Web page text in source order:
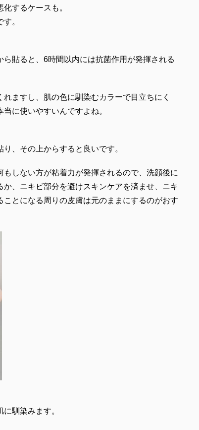
するケースも。
。
貼ると、6時間以内には抗菌作用が発揮される
ますし、肌の色に馴染むカラーで目立ちにく
に使いやすいんですよね。
、その上からすると良いです。
しない方が粘着力が発揮されるので、洗顔後に
、ニキビ部分を避けスキンケアを済ませ、ニキ
とになる周りの皮膚は元のままにするのがおす
馴染みます。